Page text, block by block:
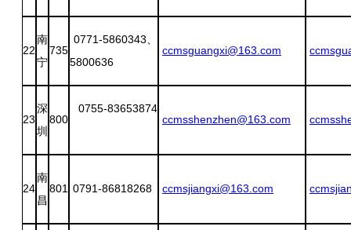
22
南
宁
735
0771-5860343、
5800636
ccmsguangxi@163.com
23
深
圳
800
0755-83653874
ccmsshenzhen@163.com
24
南
昌
801 0791-86818268 ccmsjiangxi@163.com